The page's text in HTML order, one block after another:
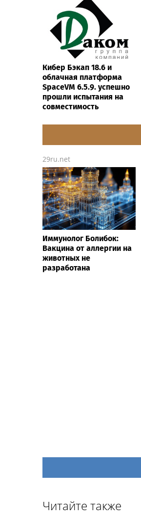
Кибер Бэкап 18.6 и
облачная платформа
SpaceVM 6.5.9. успешно
прошли испытания на
совместимость
29ru.net
Иммунолог Болибок:
Вакцина от аллергии на
животных не
разработана
Читайте также